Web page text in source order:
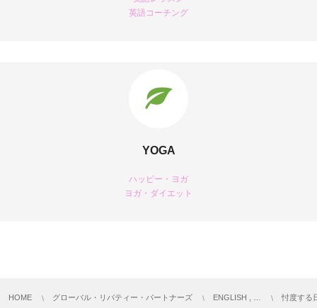
英語コーチング
YOGA
ハッピー・ヨガ
ヨガ・ダイエット
HOME グローバル・リバティー・パートナーズ ENGLISH , … 忖度する